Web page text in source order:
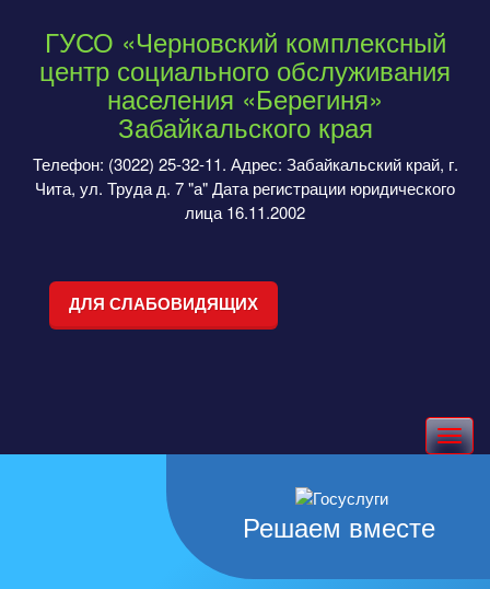
ГУСО «Черновский комплексный
центр социального обслуживания
населения «Берегиня»
Забайкальского края
Телефон: (3022) 25-32-11. Адрес: Забайкальский край, г.
Чита, ул. Труда д. 7 "а" Дата регистрации юридического
лица 16.11.2002
ДЛЯ СЛАБОВИДЯЩИХ
Toggle
navigation
Решаем вместе